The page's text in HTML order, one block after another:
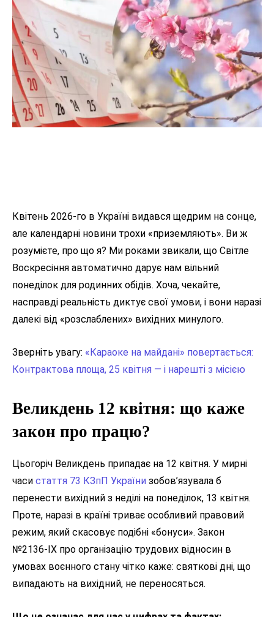
Квітень 2026-го в Україні видався щедрим на сонце,
але календарні новини трохи «приземляють». Ви ж
розумієте, про що я? Ми роками звикали, що Світле
Воскресіння автоматично дарує нам вільний
понеділок для родинних обідів. Хоча, чекайте,
насправді реальність диктує свої умови, і вони наразі
далекі від «розслаблених» вихідних минулого.
Зверніть увагу: «Караоке на майдані» повертається:
Контрактова площа, 25 квітня — і нарешті з місією
Великдень 12 квітня: що каже
закон про працю?
Цьогоріч Великдень припадає на 12 квітня. У мирні
часи стаття 73 КЗпП України зобов’язувала б
перенести вихідний з неділі на понеділок, 13 квітня.
Проте, наразі в країні триває особливий правовий
режим, який скасовує подібні «бонуси». Закон
№2136-IX про організацію трудових відносин в
умовах воєнного стану чітко каже: святкові дні, що
випадають на вихідний, не переносяться.